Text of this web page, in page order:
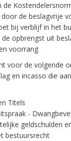
de
de beslagvrije
bij verblijf in het
de opbrengst uit
voorrang
voor de volgende
en incasso die
Titels
- Dwangbevel
geldschulden
bestuursrecht